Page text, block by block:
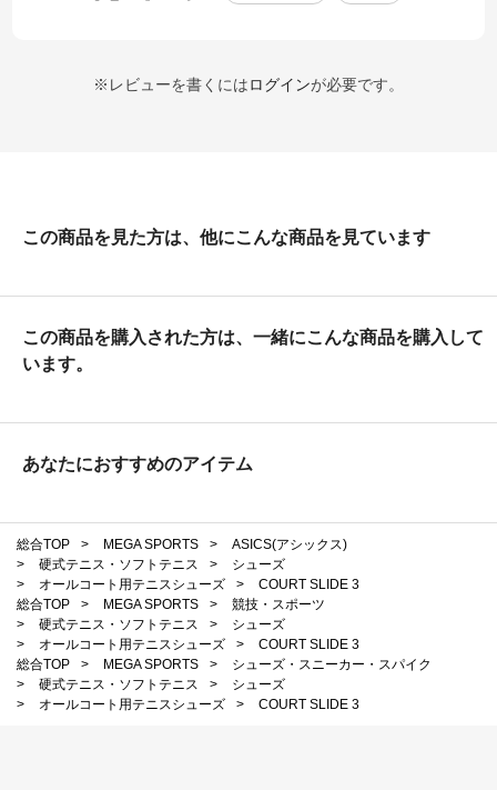
※レビューを書くにはログインが必要です。
この商品を見た方は、他にこんな商品を見ています
この商品を購入された方は、一緒にこんな商品を購入して
います。
あなたにおすすめのアイテム
総合TOP > MEGA SPORTS >
ASICS(アシックス)
>
硬式テニス・ソフトテニス >
シューズ
>
オールコート用テニスシューズ >
COURT SLIDE 3
総合TOP
> MEGA SPORTS >
競技・スポーツ
>
硬式テニス・ソフトテニス >
シューズ
>
オールコート用テニスシューズ >
COURT SLIDE 3
総合TOP
> MEGA SPORTS >
シューズ・スニーカー・スパイク
>
硬式テニス・ソフトテニス >
シューズ
>
オールコート用テニスシューズ > COURT SLIDE 3